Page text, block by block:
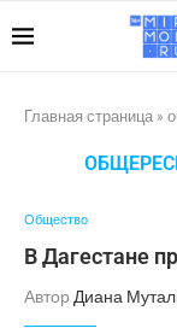
Главная страница »
Общество
В Дагестане
Автор Диана